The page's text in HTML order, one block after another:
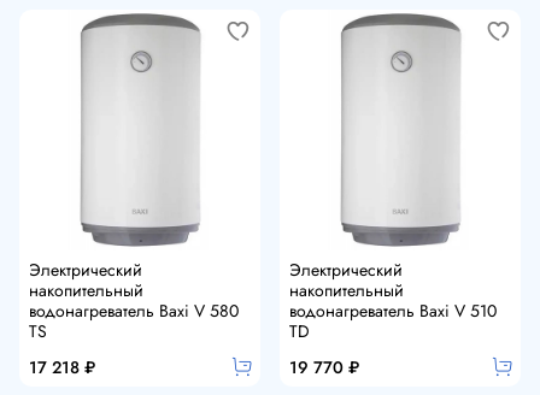
Электрический
накопительный
водонагреватель Baxi V 580
TS
17 218 ₽
Электрический
накопительный
водонагреватель Baxi V 510
TD
19 770 ₽